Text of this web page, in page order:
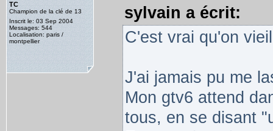
TC
Champion de la clé de 13
Inscrit le: 03 Sep 2004
Messages: 544
Localisation: paris /
montpellier
sylvain a écrit:
C'est vrai qu'on
J'ai jamais pu me
Mon gtv6 attend
tous, en se disant